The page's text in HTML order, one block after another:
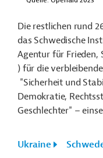
Die restlichen rund
das Schwedische
Agentur für Frieden,
) für die
"Sicherheit und
Demokratie,
Geschlechter" –
Ukraine